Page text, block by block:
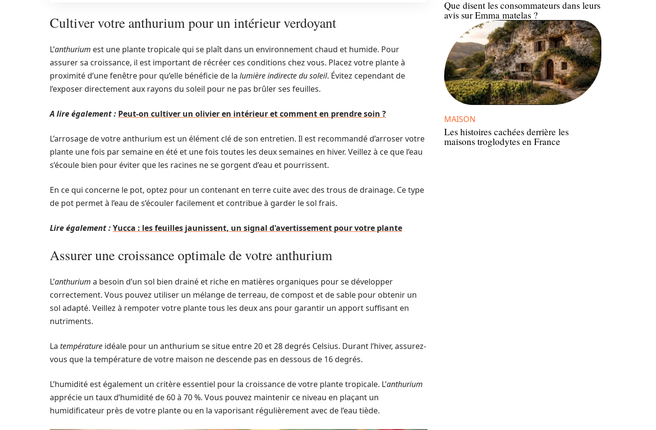
Cultiver votre anthurium pour un intérieur verdoyant
L’anthurium est une plante tropicale qui se plaît dans un environnement chaud et humide. Pour
assurer sa croissance, il est important de récréer ces conditions chez vous. Placez votre plante à
proximité d’une fenêtre pour qu’elle bénéficie de la lumière indirecte du soleil. Évitez cependant de
l’exposer directement aux rayons du soleil pour ne pas brûler ses feuilles.
A lire également : Peut-on cultiver un olivier en intérieur et comment en prendre soin ?
L’arrosage de votre anthurium est un élément clé de son entretien. Il est recommandé d’arroser votre
plante une fois par semaine en été et une fois toutes les deux semaines en hiver. Veillez à ce que l’eau
s’écoule bien pour éviter que les racines ne se gorgent d’eau et pourrissent.
En ce qui concerne le pot, optez pour un contenant en terre cuite avec des trous de drainage. Ce type
de pot permet à l’eau de s’écouler facilement et contribue à garder le sol frais.
Lire également :Yucca : les feuilles jaunissent, un signal d'avertissement pour votre plante
Assurer une croissance optimale de votre anthurium
L’anthurium a besoin d’un sol bien drainé et riche en matières organiques pour se développer
correctement. Vous pouvez utiliser un mélange de terreau, de compost et de sable pour obtenir un
sol adapté. Veillez à rempoter votre plante tous les deux ans pour garantir un apport suffisant en
nutriments.
La température idéale pour un anthurium se situe entre 20 et 28 degrés Celsius. Durant l’hiver, assurez-
vous que la température de votre maison ne descende pas en dessous de 16 degrés.
L’humidité est également un critère essentiel pour la croissance de votre plante tropicale. L’anthurium
apprécie un taux d’humidité de 60 à 70 %. Vous pouvez maintenir ce niveau en plaçant un
humidificateur près de votre plante ou en la vaporisant régulièrement avec de l’eau tiède.
Que disent les consommateurs dans leurs
avis sur Emma matelas ?
MAISON
Les histoires cachées derrière les
maisons troglodytes en France